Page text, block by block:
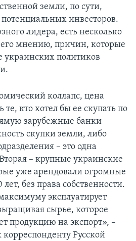
земли, по сути,
инвесторов.
лидера, есть несколько
мнению, причин, которые
украинских политиков
коллапс, цена
те, кто хотел бы ее скупать по
зарубежные банки
скупки земли, либо
– это одна
– крупные украинские
уже арендовали огромные
без права собственности.
эксплуатирует
сырье, которое
продукцию на экспорт», –
Русской